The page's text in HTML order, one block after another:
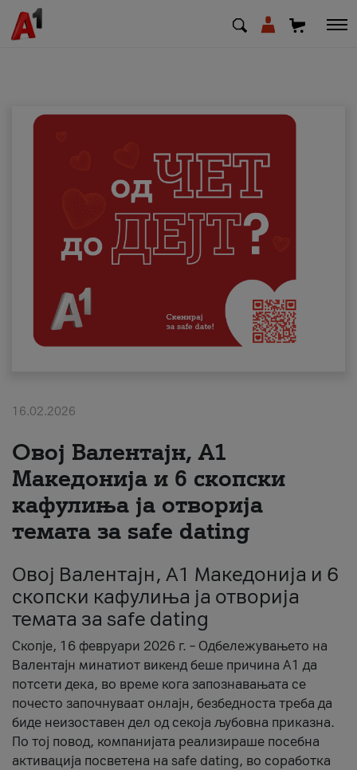
Деловни
Поддршка
Надополни кредит
Плати сметка
#ПодобарОнлајн
16.02.2026
Овој Валентајн, A1
Македонија и 6 скопски
кафулиња ја отворија
темата за safe dating
Овој Валентајн, A1 Македонија и 6
скопски кафулиња ја отворија
темата за safe dating
Скопје, 16 февруари 2026 г. – Одбележувањето на
Валентајн минатиот викенд беше причина А1 да
потсети дека, во време кога запознавањата се
почесто започнуваат онлајн, безбедноста треба да
биде неизоставен дел од секоја љубовна приказна.
По тој повод, компанијата реализираше посебна
активација посветена на safe dating, во соработка